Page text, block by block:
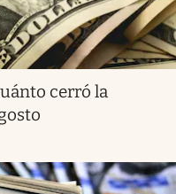
cerró la